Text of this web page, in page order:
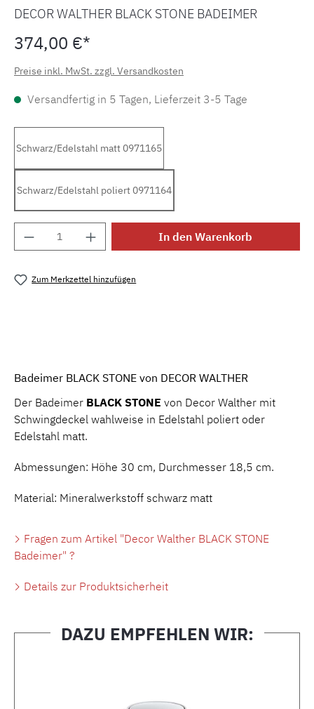
DECOR WALTHER BLACK STONE BADEIMER
374,00 €*
Preise inkl. MwSt. zzgl. Versandkosten
Versandfertig in 5 Tagen, Lieferzeit 3-5 Tage
Schwarz/Edelstahl matt 0971165
Schwarz/Edelstahl poliert 0971164
Produkt Anzahl: Gib den gewünschten
In den Warenkorb
Zum Merkzettel hinzufügen
Badeimer BLACK STONE von DECOR WALTHER
Der Badeimer BLACK STONE von Decor Walther mit
Schwingdeckel wahlweise in Edelstahl poliert oder
Edelstahl matt.
Abmessungen: Höhe 30 cm, Durchmesser 18,5 cm.
Material: Mineralwerkstoff schwarz matt
Fragen zum Artikel "Decor Walther BLACK STONE
Badeimer" ?
Details zur Produktsicherheit
DAZU EMPFEHLEN WIR: